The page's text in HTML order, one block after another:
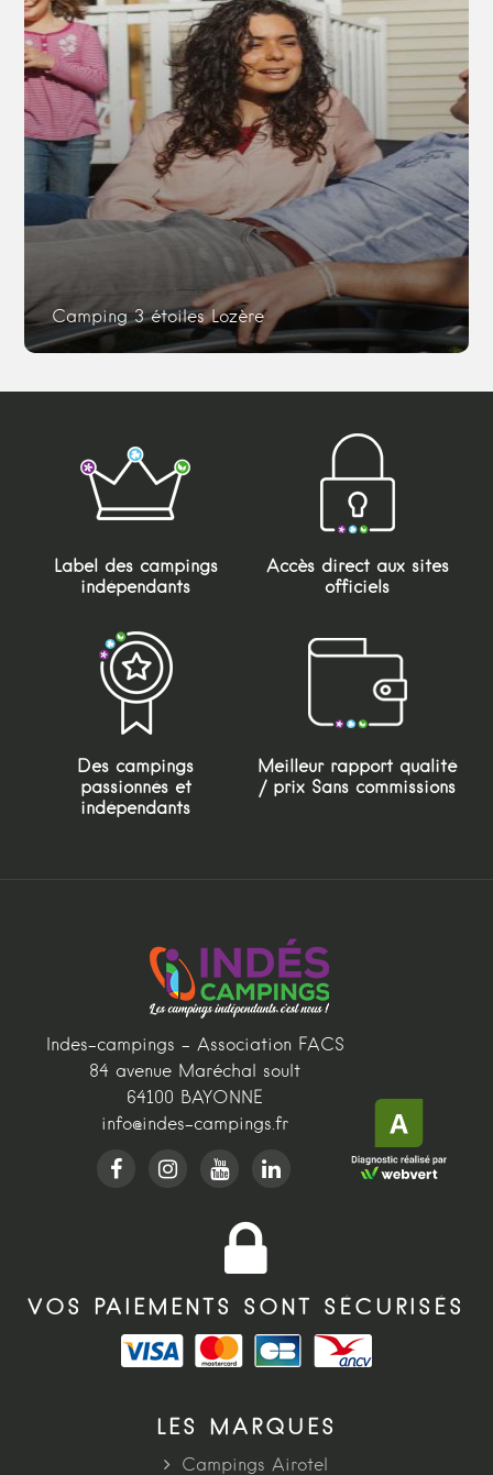
Camping 3 étoiles Lozère
Label des campings
indépendants
Accès direct aux sites
officiels
Des campings
passionnés et
indépendants
Meilleur rapport qualité
/ prix Sans commissions
Indes-campings - Association FACS
84 avenue Maréchal soult
64100 BAYONNE
info@indes-campings.fr
VOS PAIEMENTS SONT SÉCURISÉS
LES MARQUES
Campings Airotel